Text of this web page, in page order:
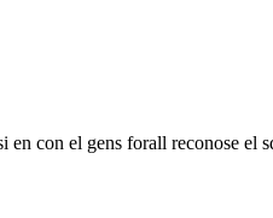
en con el gens forall reconose el